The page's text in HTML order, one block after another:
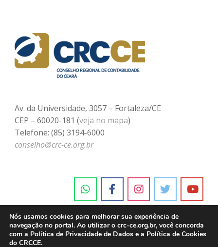
Av. da Universidade, 3057 – Fortaleza/CE
CEP – 60020-181 (veja no mapa)
Telefone: (85) 3194-6000
conselho@crc-ce.org.br
Nós usamos cookies para melhorar sua experiência de
navegação no portal. Ao utilizar o crc-ce.org.br, você concorda
com a Política de Privacidade de Dados e a Política de Cookies
do CRCCE.